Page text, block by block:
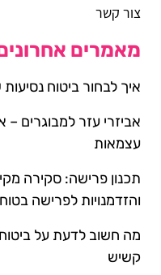
צור קשר
מאמרים
איך לבחור ביטוח
אביזרי עזר למבוגרים –
עצמאות
תכנון פרישה: סקירה
והזדמנויות לפרישה
מה חשוב לדעת על
קשיש